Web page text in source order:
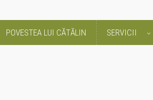
POVESTEA LUI CĂTĂLIN SERVICII